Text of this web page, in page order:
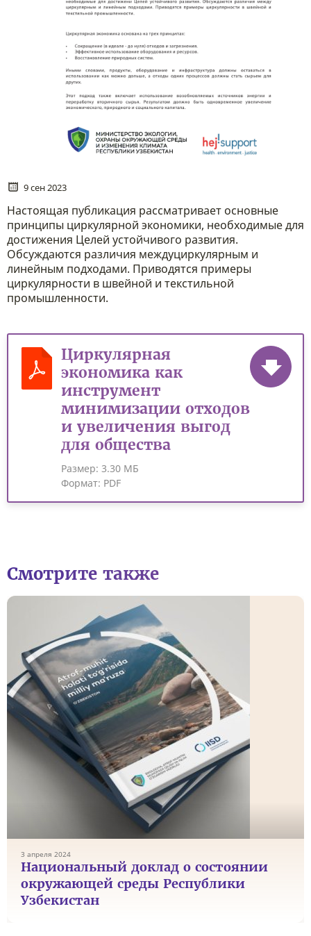
9 сен 2023
Настоящая публикация рассматривает основные
принципы циркулярной экономики, необходимые для
достижения Целей устойчивого развития.
Обсуждаются различия междуциркулярным и
линейным подходами. Приводятся примеры
циркулярности в швейной и текстильной
промышленности.
Циркулярная
экономика как
инструмент
минимизации отходов
и увеличения выгод
для общества
Размер: 3.30 МБ
Формат: PDF
Смотрите также
3 апреля 2024
Национальный доклад о состоянии
окружающей среды Республики
Узбекистан